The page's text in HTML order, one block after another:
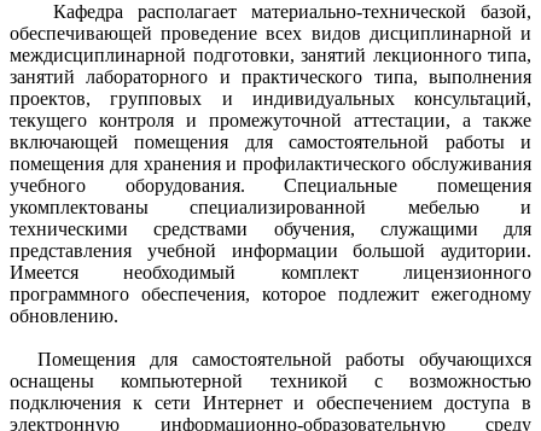
Кафедра располагает материально-технической базой,
обеспечивающей проведение всех видов дисциплинарной и
междисциплинарной подготовки, занятий лекционного типа,
занятий лабораторного и практического типа, выполнения
проектов, групповых и индивидуальных консультаций,
текущего контроля и промежуточной аттестации, а также
включающей помещения для самостоятельной работы и
помещения для хранения и профилактического обслуживания
учебного оборудования. Специальные помещения
укомплектованы специализированной мебелью и
техническими средствами обучения, служащими для
представления учебной информации большой аудитории.
Имеется необходимый комплект лицензионного
программного обеспечения, которое подлежит ежегодному
обновлению.
Помещения для самостоятельной работы обучающихся
оснащены компьютерной техникой с возможностью
подключения к сети Интернет и обеспечением доступа в
электронную информационно-образовательную среду